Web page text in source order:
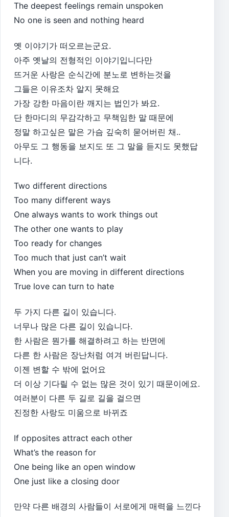
The deepest feelings remain unspoken
No one is seen and nothing heard
옛 이야기가 떠오르는군요.
아주 옛날의 전형적인 이야기입니다만
뜨거운 사랑은 순식간에 분노로 변하는것을
그들은 이유조차 알지 못해요
가장 강한 마음이란 깨지는 법인가 봐요.
단 한마디의 무감각하고 무책임한 말 때문에
정말 하고싶은 말은 가슴 깊숙히 묻어버린 채..
아무도 그 행동을 보지도 또 그 말을 듣지도 못했답
니다.
Two different directions
Too many different ways
One always wants to work things out
The other one wants to play
Too ready for changes
Too much that just can’t wait
When you are moving in different directions
True love can turn to hate
두 가지 다른 길이 있습니다.
너무나 많은 다른 길이 있습니다.
한 사람은 뭔가를 해결하려고 하는 반면에
다른 한 사람은 장난처럼 여겨 버린답니다.
이젠 변할 수 밖에 없어요
더 이상 기다릴 수 없는 많은 것이 있기 때문이에요.
여러분이 다른 두 길로 길을 걸으면
진정한 사랑도 미움으로 바뀌죠
If opposites attract each other
What’s the reason for
One being like an open window
One just like a closing door
만약 다른 배경의 사람들이 서로에게 매력을 느낀다